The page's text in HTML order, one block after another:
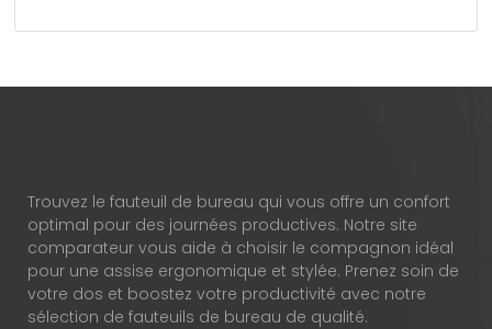
Trouvez le fauteuil de bureau qui vous offre un confort
optimal pour des journées productives. Notre site
comparateur vous aide à choisir le compagnon idéal
pour une assise ergonomique et stylée. Prenez soin de
votre dos et boostez votre productivité avec notre
sélection de fauteuils de bureau de qualité.